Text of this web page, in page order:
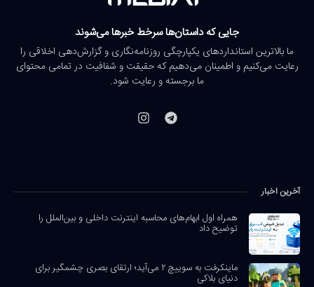
جایی که داستان‌ها سرخط خبرها می‌شوند
ما بالاترین استانداردهای یکپارچگی روزنامه‌نگاری و گزارش‌دهی اخلاقی را
رعایت می‌کنیم و اطمینان می‌دهیم که حقیقت و شفافیت در تمامی محتوای
ما برجسته و رعایت شود.
آخرین اخبار
همراه اول ابهام‌های محاسبه اینترنت داخلی و بین‌الملل را
توضیح داد
ماینکرفت به سوییچ ۲ می‌آید؛ ارتقای بصری چشمگیر برای
دنیای بلاکی